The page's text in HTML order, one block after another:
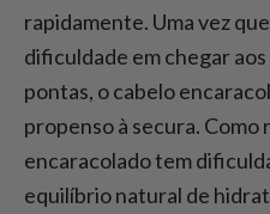
rapidamente. Uma vez
dificuldade em chegar
pontas, o cabelo
propenso à secura. Como
encaracolado tem
equilíbrio natural de